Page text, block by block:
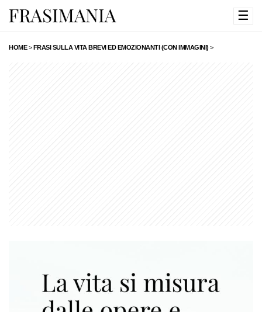
☰
HOME>FRASI SULLA VITA BREVI ED EMOZIONANTI (CON IMMAGINI) >